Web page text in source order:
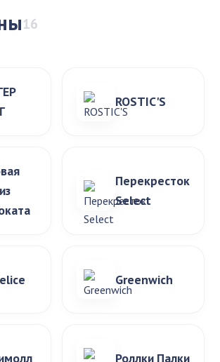
16
ROSTIC'S
Перекресток
Select
Greenwich
Роллки Палки